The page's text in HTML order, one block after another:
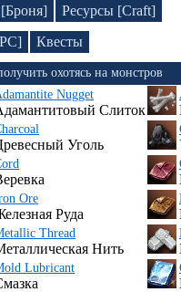
Ресурсы [Craft]
Квесты
охотясь на монстров
Nugget
Слиток
Уголь
Ore
Руда
Thread
Нить
Lubricant